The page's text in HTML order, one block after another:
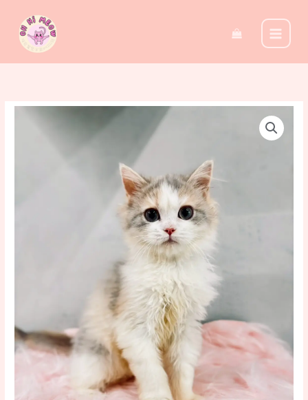
內